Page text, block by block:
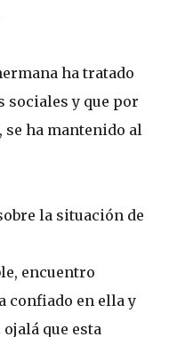
ha tratado
sociales y que por
se ha mantenido al
la situación de
encuentro
confiado en ella y
que esta